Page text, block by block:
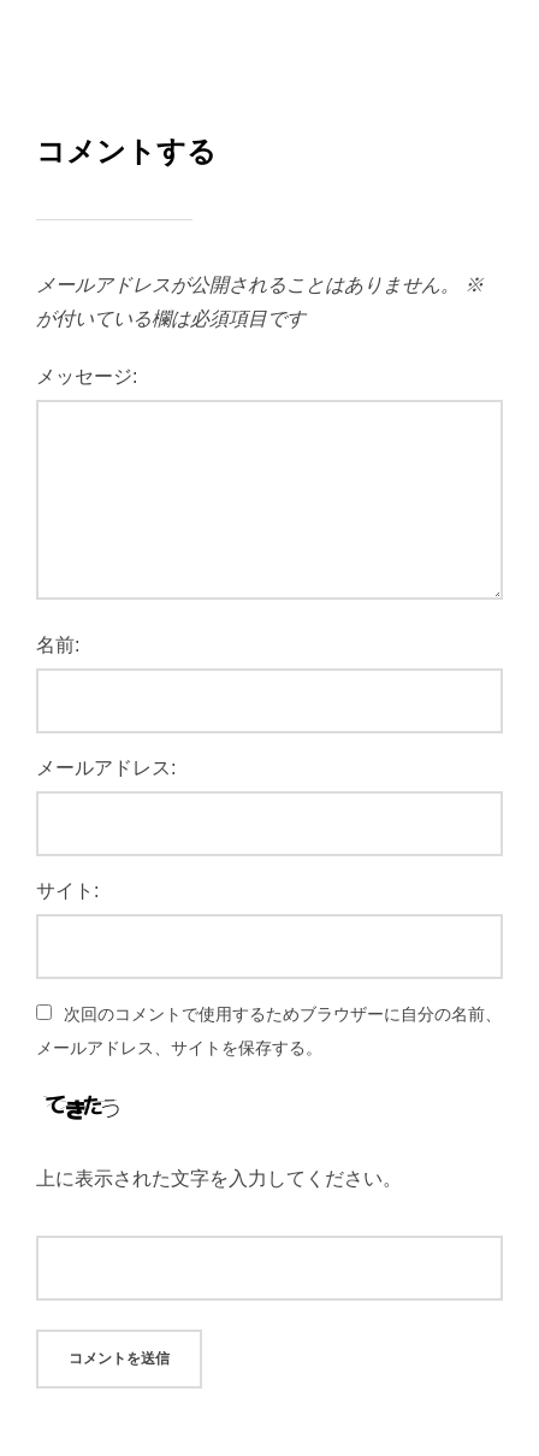
コメントする
メールアドレスが公開されることはありません。
※
が付いている欄は必須項目です
メッセージ:
名前:
メールアドレス:
サイト:
次回のコメントで使用するためブラウザーに自分の名前、
メールアドレス、サイトを保存する。
上に表示された文字を入力してください。